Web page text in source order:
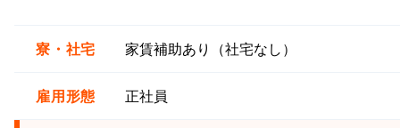
寮・社宅 家賃補助あり（社宅なし）
雇用形態 正社員